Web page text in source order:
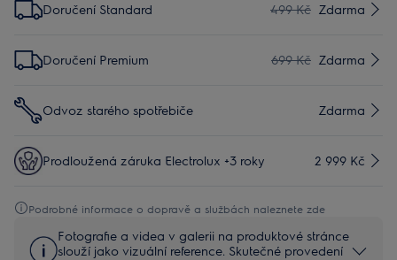
Doručení Standard 499 Kč Zdarma
Doručení Premium 699 Kč Zdarma
Odvoz starého spotřebiče Zdarma
Prodloužená záruka Electrolux +3 roky 2 999 Kč
Podrobné informace o dopravě a službách naleznete zde
Fotografie a videa v galerii na produktové stránce
slouží jako vizuální reference. Skutečné provedení